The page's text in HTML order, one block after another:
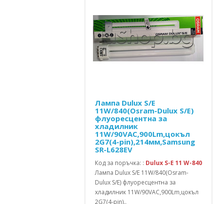
Лампа Dulux S/E
11W/840(Osram-Dulux S/E)
флуоресцентна за
хладилник
11W/90VAC,900Lm,цокъл
2G7(4-pin),214мм,Samsung
SR-L628EV
Код за поръчка: : Dulux S-E 11 W-840
Лампа Dulux S/E 11W/840(Osram-
Dulux S/E) флуоресцентна за
хладилник 11W/90VAC,900Lm,цокъл
2G7(4-pin)..